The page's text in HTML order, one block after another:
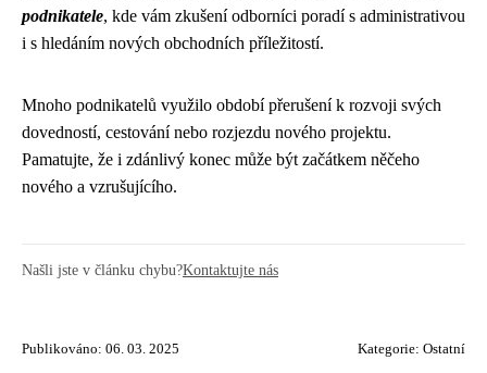
podnikatele, kde vám zkušení odborníci poradí s administrativou
i s hledáním nových obchodních příležitostí.
Mnoho podnikatelů využilo období přerušení k rozvoji svých
dovedností, cestování nebo rozjezdu nového projektu.
Pamatujte, že i zdánlivý konec může být začátkem něčeho
nového a vzrušujícího.
Našli jste v článku chybu?Kontaktujte nás
Publikováno: 06. 03. 2025 Kategorie: Ostatní